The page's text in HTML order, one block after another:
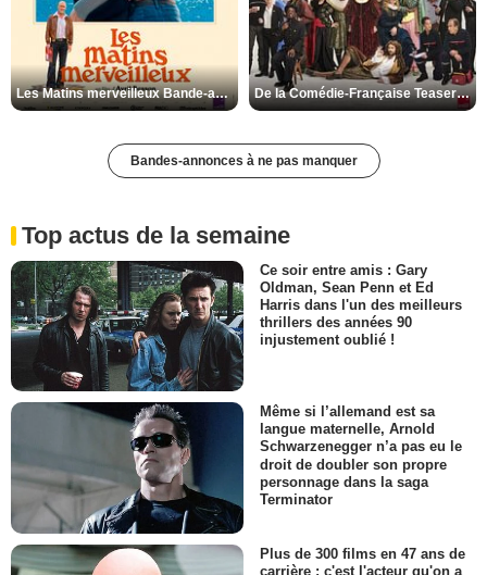
Les Matins merveilleux Bande-annonce VF De la Comédie-Française Teaser VF
Bandes-annonces à ne pas manquer
Top actus de la semaine
Ce soir entre amis : Gary
Oldman, Sean Penn et Ed
Harris dans l'un des meilleurs
thrillers des années 90
injustement oublié !
Même si l’allemand est sa
langue maternelle, Arnold
Schwarzenegger n’a pas eu le
droit de doubler son propre
personnage dans la saga
Terminator
Plus de 300 films en 47 ans de
carrière : c'est l'acteur qu'on a